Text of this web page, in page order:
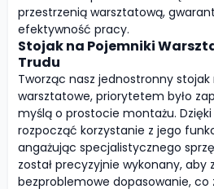
przestrzenią warsztatową,
efektywność pracy.
Stojak na Pojemniki
Trudu
Tworząc nasz jednostronny
warsztatowe, priorytetem było
myślą o prostocie montażu.
rozpocząć korzystanie z jego
angażując specjalistycznego
został precyzyjnie wykonany, aby
bezproblemowe dopasowanie, co